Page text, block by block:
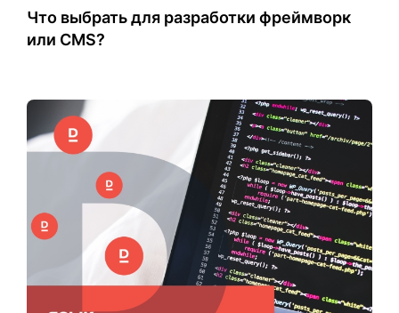
Что выбрать для разработки фреймворк
или CMS?